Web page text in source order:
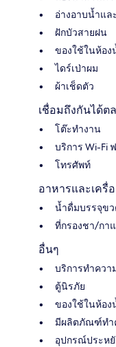
อ่างอาบน้ำแล
ฝักบัวสายฝน
ของใช้ในห้อง
ไดร์เป่าผม
ผ้าเช็ดตัว
เชื่อมถึงกันได้ต
โต๊ะทำงาน
บริการ Wi-Fi
โทรศัพท์
อาหารและเครื่
น้ำดื่มบรรจุข
ที่กรองชา/กา
อื่นๆ
บริการทำคว
ตู้นิรภัย
ของใช้ในห้อง
มีผลิตภัณฑ์ทำ
อุปกรณ์ประห